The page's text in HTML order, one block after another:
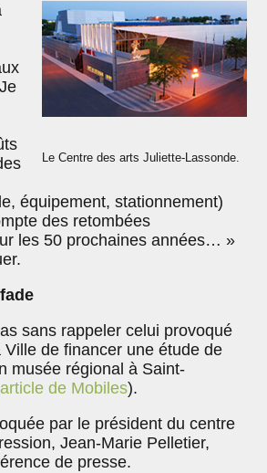
Le Centre des arts Juliette-Lassonde.
équipement, stationnement)
des retombées
les 50 prochaines années… »
sans rappeler celui provoqué
Ville de financer une étude de
musée régional à Saint-
de Mobiles).
par le président du centre
Jean-Marie Pelletier,
de presse.